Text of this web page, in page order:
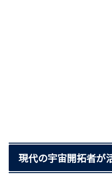
現代の宇宙開拓者が